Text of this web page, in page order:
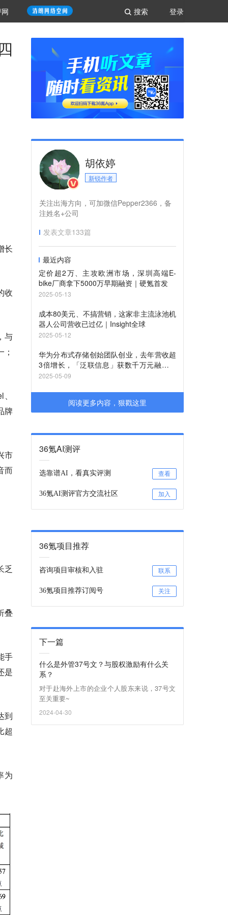
登录
搜索
长
收
与
牌
市
而
乏
叠
手
是
到
超
为
胡依婷
新锐作者
关注出海方向，可加微信Pepper2366，备
注姓名+公司
发表文章133篇
最近内容
定价超2万、主攻欧洲市场，深圳高端E-
bike厂商拿下5000万早期融资｜硬氪首发
2025-05-13
成本80美元、不搞营销，这家非主流泳池机
器人公司营收已过亿｜Insight全球
2025-05-12
华为分布式存储创始团队创业，去年营收超
3倍增长，「泛联信息」获数千万元融资｜
硬氪首发
2025-05-09
阅读更多内容，狠戳这里
36氪AI测评
选靠谱AI，看真实评测 查看
36氪AI测评官方交流社区 加入
36氪项目推荐
咨询项目审核和入驻 联系
36氪项目推荐订阅号 关注
下一篇
什么是外管37号文？与股权激励有什么关
系？
对于赴海外上市的企业个人股东来说，37号文
至关重要~
2024-04-30